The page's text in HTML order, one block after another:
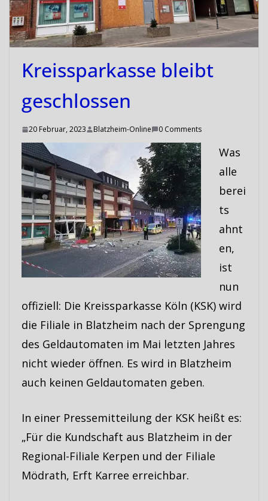
Kreissparkasse bleibt
geschlossen
20 Februar, 2023 Blatzheim-Online 0 Comments
Was
alle
berei
ts
ahnt
en,
ist
nun
offiziell: Die Kreissparkasse Köln (KSK) wird
die Filiale in Blatzheim nach der Sprengung
des Geldautomaten im Mai letzten Jahres
nicht wieder öffnen. Es wird in Blatzheim
auch keinen Geldautomaten geben.
In einer Pressemitteilung der KSK heißt es:
„Für die Kundschaft aus Blatzheim in der
Regional-Filiale Kerpen und der Filiale
Mödrath, Erft Karree erreichbar.